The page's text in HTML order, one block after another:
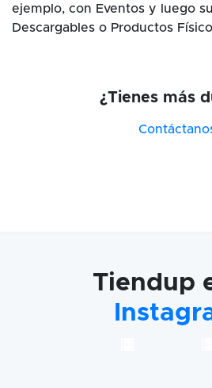
ejemplo, con Eventos y luego
Descargables o Productos
¿Tienes más
Tiendup